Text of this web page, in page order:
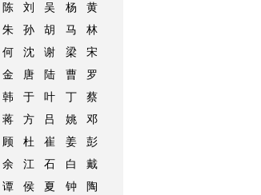
陈 刘 吴 杨
黄
朱 孙 胡 马
林
何 沈 谢 梁
宋
金 唐 陆 曹
罗
韩 于 叶 丁
蔡
蒋 方 吕 姚
邓
顾 杜 崔 姜
彭
余 江 石 白
戴
谭 侯 夏 钟
陶